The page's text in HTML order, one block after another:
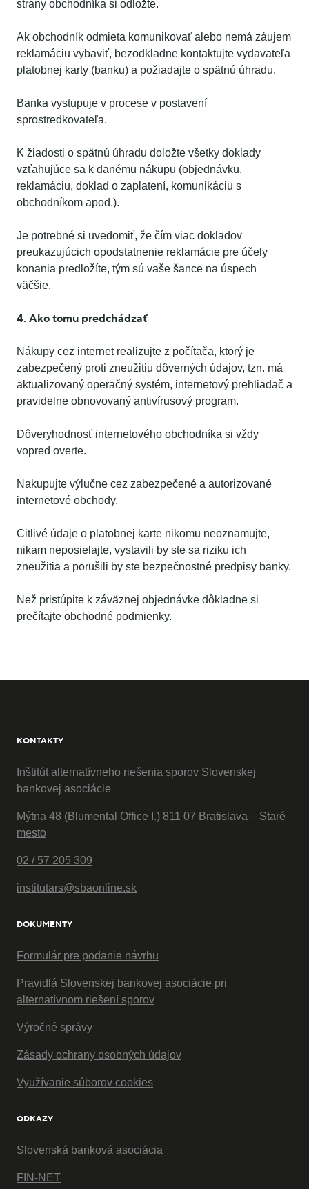
strany obchodníka si odložte.
Ak obchodník odmieta komunikovať alebo nemá záujem
reklamáciu vybaviť, bezodkladne kontaktujte vydavateľa
platobnej karty (banku) a požiadajte o spätnú úhradu.
Banka vystupuje v procese v postavení
sprostredkovateľa.
K žiadosti o spätnú úhradu doložte všetky doklady
vzťahujúce sa k danému nákupu (objednávku,
reklamáciu, doklad o zaplatení, komunikáciu s
obchodníkom apod.).
Je potrebné si uvedomiť, že čím viac dokladov
preukazujúcich opodstatnenie reklamácie pre účely
konania predložíte, tým sú vaše šance na úspech
väčšie.
4. Ako tomu predchádzať
Nákupy cez internet realizujte z počítača, ktorý je
zabezpečený proti zneužitiu dôverných údajov, tzn. má
aktualizovaný operačný systém, internetový prehliadač a
pravidelne obnovovaný antivírusový program.
Dôveryhodnosť internetového obchodníka si vždy
vopred overte.
Nakupujte výlučne cez zabezpečené a autorizované
internetové obchody.
Citlivé údaje o platobnej karte nikomu neoznamujte,
nikam neposielajte, vystavili by ste sa riziku ich
zneužitia a porušili by ste bezpečnostné predpisy banky.
Než pristúpite k záväznej objednávke dôkladne si
prečítajte obchodné podmienky.
KONTAKTY
Inštitút alternatívneho riešenia sporov Slovenskej
bankovej asociácie
Mýtna 48 (Blumental Office I.) 811 07 Bratislava – Staré
mesto
02 / 57 205 309
institutars@sbaonline.sk
DOKUMENTY
Formulár pre podanie návrhu
Pravidlá Slovenskej bankovej asociácie pri
alternatívnom riešení sporov
Výročné správy
Zásady ochrany osobných údajov
Využívanie súborov cookies
ODKAZY
Slovenská banková asociácia
FIN-NET